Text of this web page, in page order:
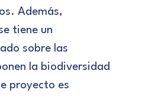
Además,
tiene un
sobre las
la biodiversidad
proyecto es